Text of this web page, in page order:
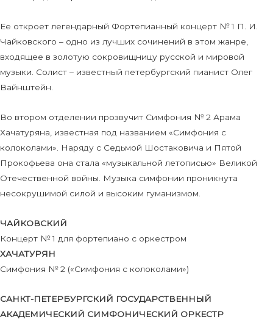
Ее откроет легендарный Фортепианный концерт № 1 П. И.
Чайковского – одно из лучших сочинений в этом жанре,
входящее в золотую сокровищницу русской и мировой
музыки. Солист – известный петербургский пианист Олег
Вайнштейн.
Во втором отделении прозвучит Симфония № 2 Арама
Хачатуряна, известная под названием «Симфония с
колоколами». Наряду с Седьмой Шостаковича и Пятой
Прокофьева она стала «музыкальной летописью» Великой
Отечественной войны. Музыка симфонии проникнута
несокрушимой силой и высоким гуманизмом.
ЧАЙКОВСКИЙ
Концерт № 1 для фортепиано с оркестром
ХАЧАТУРЯН
Симфония № 2 («Симфония с колоколами»)
САНКТ-ПЕТЕРБУРГСКИЙ ГОСУДАРСТВЕННЫЙ
АКАДЕМИЧЕСКИЙ СИМФОНИЧЕСКИЙ ОРКЕСТР